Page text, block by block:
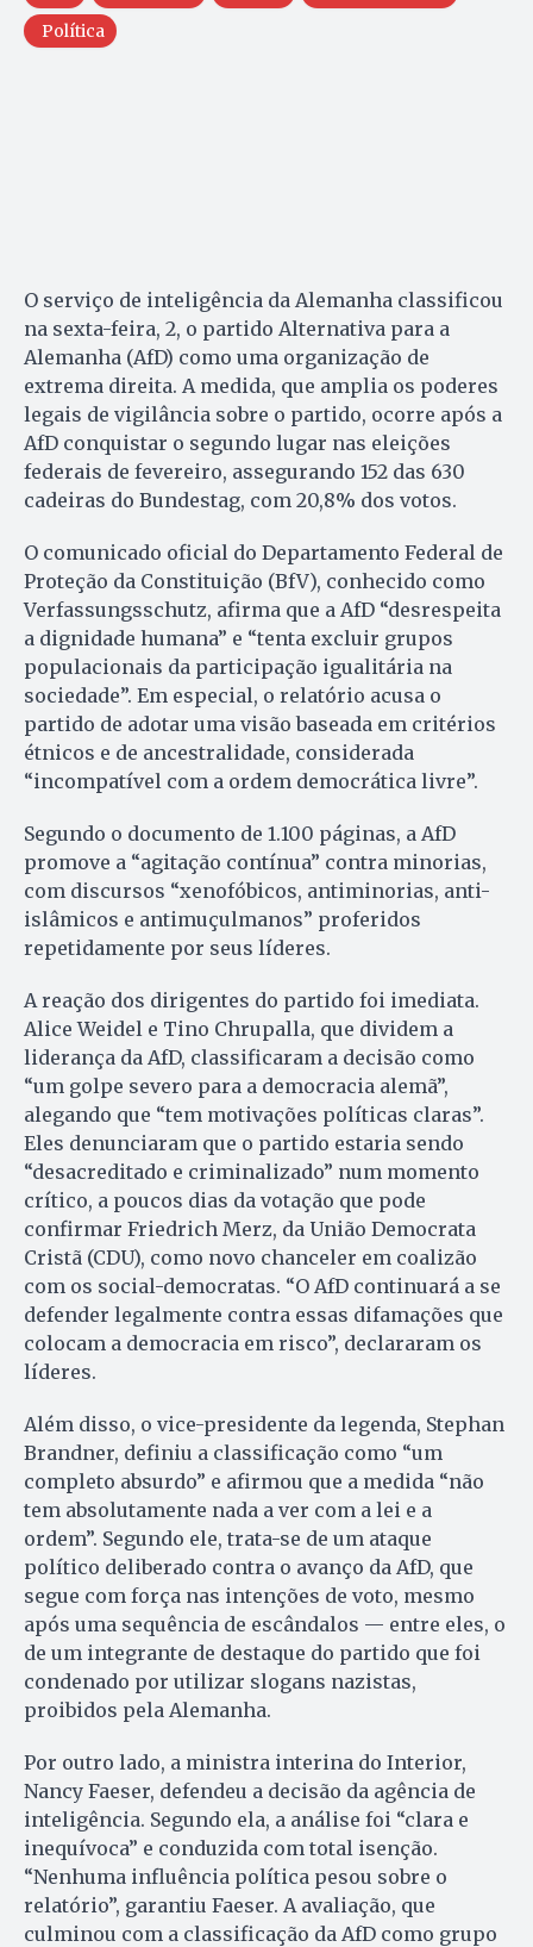
Política
O serviço de inteligência da Alemanha classificou
na sexta-feira, 2, o partido Alternativa para a
Alemanha (AfD) como uma organização de
extrema direita. A medida, que amplia os poderes
legais de vigilância sobre o partido, ocorre após a
AfD conquistar o segundo lugar nas eleições
federais de fevereiro, assegurando 152 das 630
cadeiras do Bundestag, com 20,8% dos votos.
O comunicado oficial do Departamento Federal de
Proteção da Constituição (BfV), conhecido como
Verfassungsschutz, afirma que a AfD “desrespeita
a dignidade humana” e “tenta excluir grupos
populacionais da participação igualitária na
sociedade”. Em especial, o relatório acusa o
partido de adotar uma visão baseada em critérios
étnicos e de ancestralidade, considerada
“incompatível com a ordem democrática livre”.
Segundo o documento de 1.100 páginas, a AfD
promove a “agitação contínua” contra minorias,
com discursos “xenofóbicos, antiminorias, anti-
islâmicos e antimuçulmanos” proferidos
repetidamente por seus líderes.
A reação dos dirigentes do partido foi imediata.
Alice Weidel e Tino Chrupalla, que dividem a
liderança da AfD, classificaram a decisão como
“um golpe severo para a democracia alemã”,
alegando que “tem motivações políticas claras”.
Eles denunciaram que o partido estaria sendo
“desacreditado e criminalizado” num momento
crítico, a poucos dias da votação que pode
confirmar Friedrich Merz, da União Democrata
Cristã (CDU), como novo chanceler em coalizão
com os social-democratas. “O AfD continuará a se
defender legalmente contra essas difamações que
colocam a democracia em risco”, declararam os
líderes.
Além disso, o vice-presidente da legenda, Stephan
Brandner, definiu a classificação como “um
completo absurdo” e afirmou que a medida “não
tem absolutamente nada a ver com a lei e a
ordem”. Segundo ele, trata-se de um ataque
político deliberado contra o avanço da AfD, que
segue com força nas intenções de voto, mesmo
após uma sequência de escândalos — entre eles, o
de um integrante de destaque do partido que foi
condenado por utilizar slogans nazistas,
proibidos pela Alemanha.
Por outro lado, a ministra interina do Interior,
Nancy Faeser, defendeu a decisão da agência de
inteligência. Segundo ela, a análise foi “clara e
inequívoca” e conduzida com total isenção.
“Nenhuma influência política pesou sobre o
relatório”, garantiu Faeser. A avaliação, que
culminou com a classificação da AfD como grupo